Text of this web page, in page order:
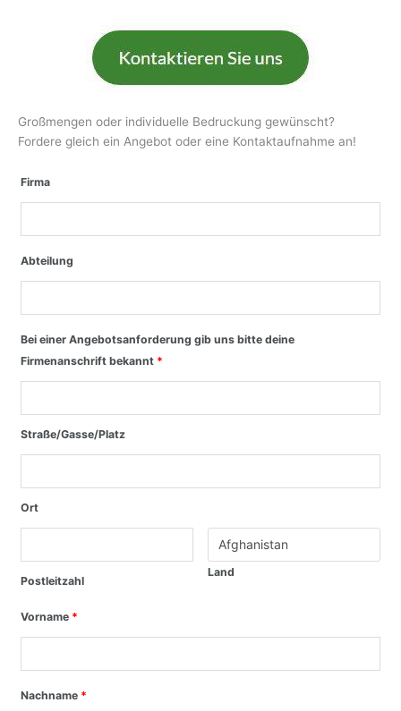
Großmengen oder individuelle Bedruckung gewünscht?
Fordere gleich ein Angebot oder eine Kontaktaufnahme an!
Firma
Abteilung
Bei einer Angebotsanforderung gib uns bitte deine
Firmenanschrift bekannt *
Straße/Gasse/Platz
Ort
Postleitzahl
Land
Vorname *
Nachname *